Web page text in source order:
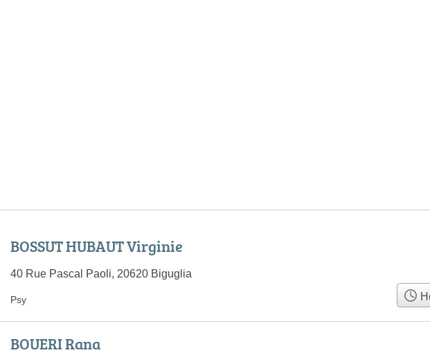
BOSSUT HUBAUT Virginie
40 Rue Pascal Paoli, 20620 Biguglia
Psy
BOUERI Rana